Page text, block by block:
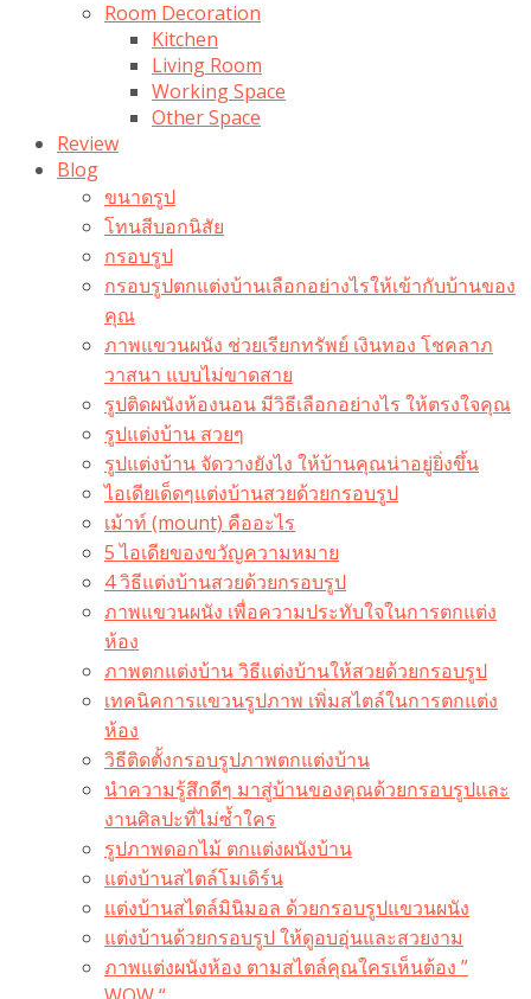
Room Decoration
Kitchen
Living Room
Working Space
Other Space
Review
Blog
ขนาดรูป
โทนสีบอกนิสัย
กรอบรูป
กรอบรูปตกแต่งบ้านเลือกอย่างไรให้เข้ากับบ้านของ
คุณ
ภาพแขวนผนัง ช่วยเรียกทรัพย์ เงินทอง โชคลาภ
วาสนา แบบไม่ขาดสาย
รูปติดผนังห้องนอน มีวิธีเลือกอย่างไร ให้ตรงใจคุณ
รูปแต่งบ้าน สวยๆ
รูปแต่งบ้าน จัดวางยังไง ให้บ้านคุณน่าอยู่ยิ่งขึ้น
ไอเดียเด็ดๆแต่งบ้านสวยด้วยกรอบรูป
เม้าท์ (mount) คืออะไร​
5 ไอเดียของขวัญความหมาย
4 วิธีแต่งบ้านสวยด้วยกรอบรูป
ภาพแขวนผนัง เพื่อความประทับใจในการตกแต่ง
ห้อง
ภาพตกแต่งบ้าน วิธีแต่งบ้านให้สวยด้วยกรอบรูป
เทคนิคการแขวนรูปภาพ เพิ่มสไตล์ในการตกแต่ง
ห้อง
วิธีติดตั้งกรอบรูปภาพตกแต่งบ้าน
นำความรู้สึกดีๆ มาสู่บ้านของคุณด้วยกรอบรูปและ
งานศิลปะที่ไม่ซ้ำใคร
รูปภาพดอกไม้ ตกแต่งผนังบ้าน
แต่งบ้านสไตล์โมเดิร์น
แต่งบ้านสไตล์มินิมอล ด้วยกรอบรูปแขวนผนัง
แต่งบ้านด้วยกรอบรูป ให้ดูอบอุ่นและสวยงาม
ภาพแต่งผนังห้อง ตามสไตล์คุณใครเห็นต้อง ”